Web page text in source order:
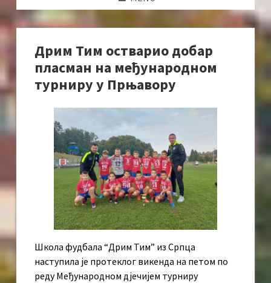
Дрим Тим остварио добар
пласман на међународном
турниру у Прњавору
Школа фудбала “Дрим Тим” из Српца
наступила је протеклог викенда на петом по
реду Међународном дјечијем турниру